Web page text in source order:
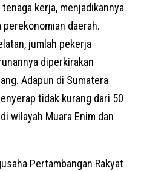
kerja, menjadikannya
daerah.
jumlah pekerja
diperkirakan
Adapun di Sumatera
tidak kurang dari 50
wilayah Muara Enim dan
Pertambangan Rakyat